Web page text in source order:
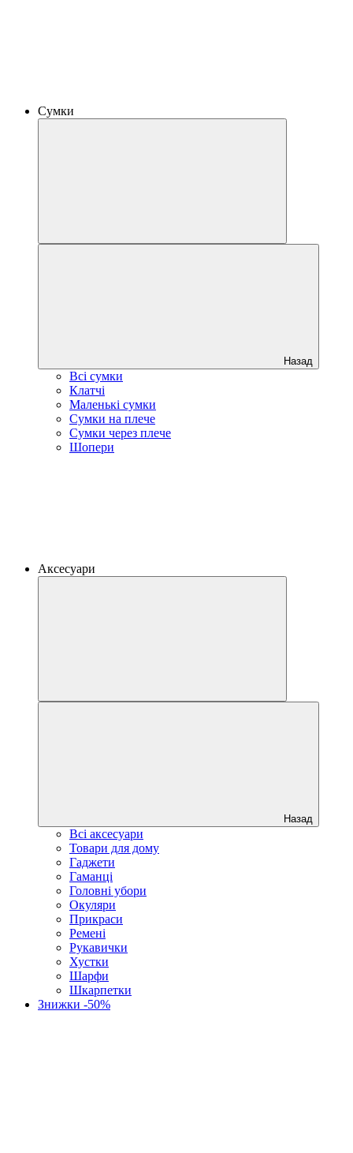
Сумки
Назад
Всі сумки
Клатчі
Маленькі сумки
Сумки на плече
Сумки через плече
Шопери
Аксесуари
Назад
Всі аксесуари
Товари для дому
Гаджети
Гаманці
Головні убори
Окуляри
Прикраси
Ремені
Рукавички
Хустки
Шарфи
Шкарпетки
Знижки -50%